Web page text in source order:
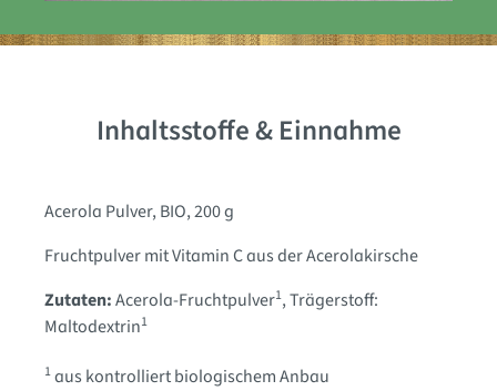
Inhaltsstoffe & Einnahme
Acerola Pulver, BIO, 200 g
Fruchtpulver mit Vitamin C aus der Acerolakirsche
Zutaten:Acerola-Fruchtpulver1, Trägerstoff:
Maltodextrin1
1aus kontrolliert biologischem Anbau